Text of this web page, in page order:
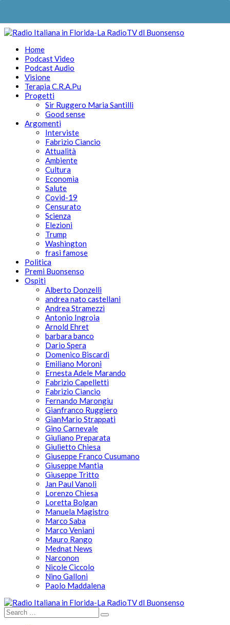
Home
Podcast Video
Podcast Audio
Visione
Terapia C.R.A.Pu
Progetti
Sir Ruggero Maria Santilli
Good sense
Argomenti
Interviste
Fabrizio Ciancio
Attualità
Ambiente
Cultura
Economia
Salute
Covid-19
Censurato
Scienza
Elezioni
Trump
Washington
frasi famose
Politica
Premi Buonsenso
Ospiti
Alberto Donzelli
andrea nato castellani
Andrea Stramezzi
Antonio Ingroia
Arnold Ehret
barbara banco
Dario Spera
Domenico Biscardi
Emiliano Moroni
Ernesta Adele Marando
Fabrizio Capelletti
Fabrizio Ciancio
Fernando Marongiu
Gianfranco Ruggiero
GianMario Strappati
Gino Carnevale
Giuliano Preparata
Giulietto Chiesa
Giuseppe Franco Cusumano
Giuseppe Mantia
Giuseppe Tritto
Jan Paul Vanoli
Lorenzo Chiesa
Loretta Bolgan
Manuela Magistro
Marco Saba
Marco Veniani
Mauro Rango
Mednat News
Narconon
Nicole Ciccolo
Nino Galloni
Paolo Maddalena